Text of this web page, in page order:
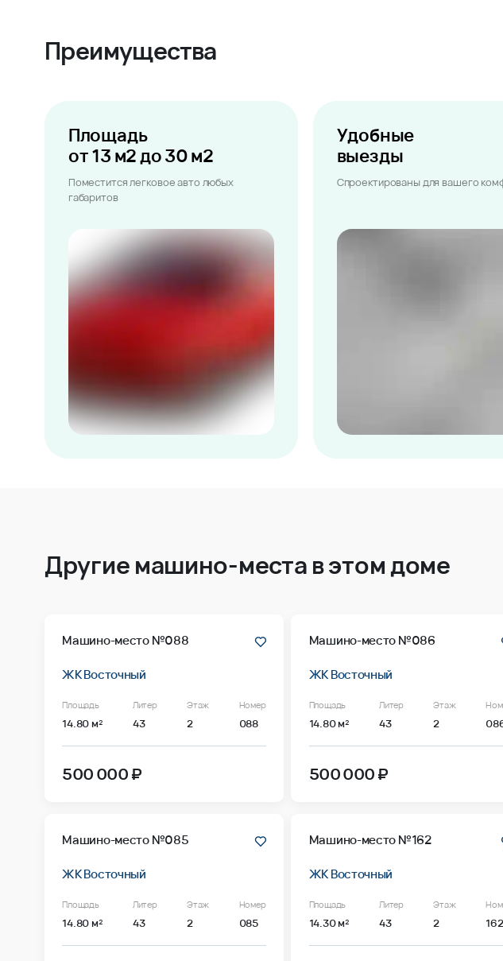
Преимущества
Площадь
от 13 м2 до 30 м2
Поместится легковое авто любых
габаритов
Удобные
выезды
Спроектированы для вашего
Другие машино-места в этом доме
Машино-место №088
ЖК Восточный
Площадь
14.80 м²
Литер
43
Этаж
2
Номер
088
500 000 ₽
Машино-место №086
ЖК Восточный
Площадь
14.80 м²
Литер
43
Этаж
2
500 000 ₽
Машино-место №085
ЖК Восточный
Площадь
14.80 м²
Литер
43
Этаж
2
Номер
085
Машино-место №162
ЖК Восточный
Площадь
14.30 м²
Литер
43
Этаж
2 162